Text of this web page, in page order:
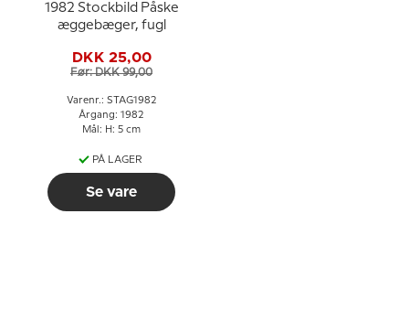
1982 Stockbild Påske
æggebæger, fugl
DKK 25,00
Før: DKK 99,00
Varenr.: STAG1982
Årgang: 1982
Mål: H: 5 cm
PÅ LAGER
Se vare